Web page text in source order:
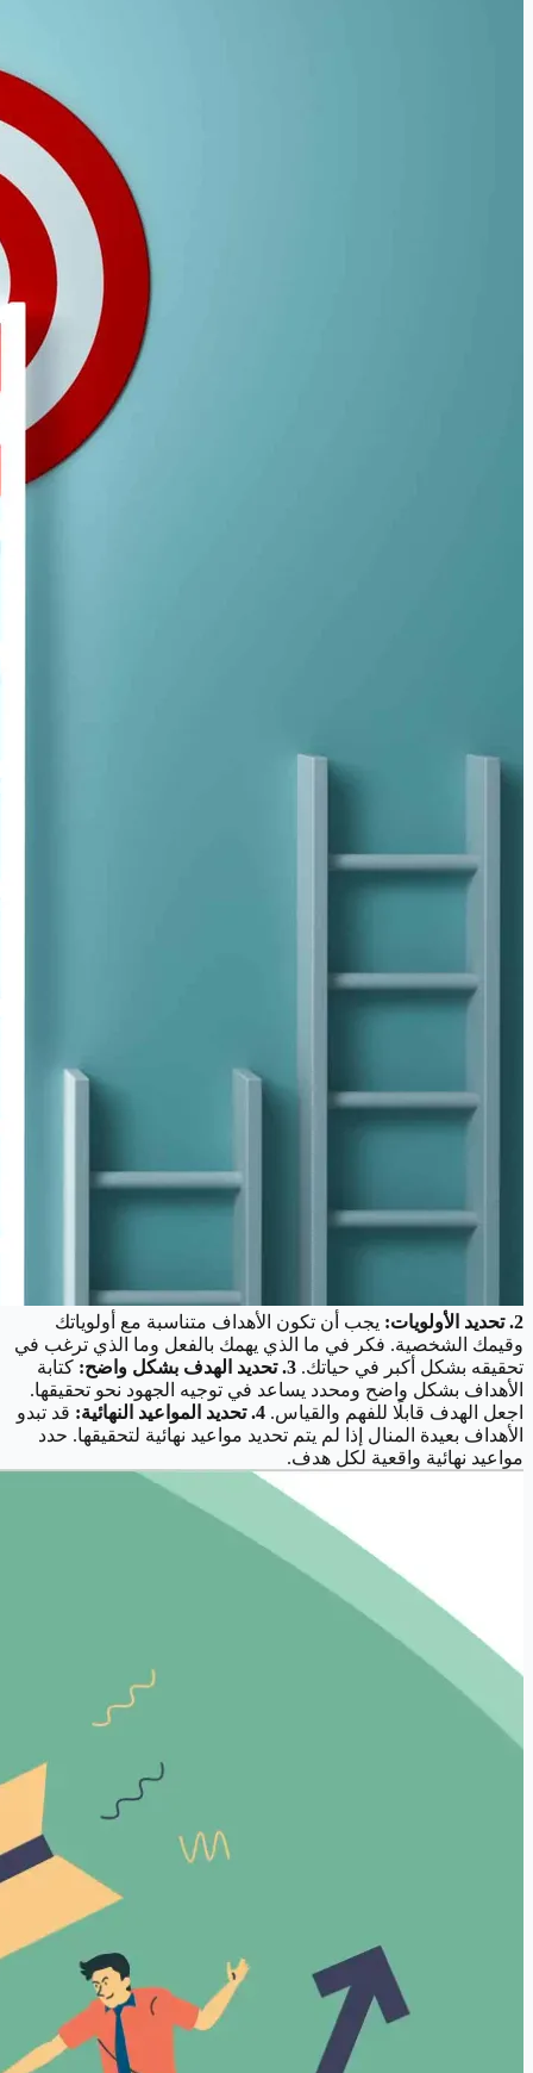
2. تحديد الأولويات:
يجب أن تكون الأهداف متناسبة مع أولوياتك
وقيمك الشخصية. فكر في ما الذي يهمك بالفعل وما الذي ترغب في
تحقيقه بشكل أكبر في حياتك. 3. تحديد الهدف بشكل واضح:
كتابة
الأهداف بشكل واضح ومحدد يساعد في توجيه الجهود نحو تحقيقها.
اجعل الهدف قابلًا للفهم والقياس. 4. تحديد المواعيد النهائية:
قد تبدو
الأهداف بعيدة المنال إذا لم يتم تحديد مواعيد نهائية لتحقيقها. حدد
مواعيد نهائية واقعية لكل هدف.